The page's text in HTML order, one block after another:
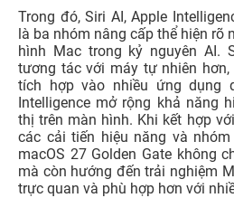
Trong đó, Siri AI, Apple
là ba nhóm nâng cấp thể hiện rõ
hình Mac trong kỷ nguyên AI.
tương tác với máy tự nhiên hơn,
tích hợp vào nhiều ứng dụng
Intelligence mở rộng khả năng
thị trên màn hình. Khi kết hợp
các cải tiến hiệu năng và
macOS 27 Golden Gate không
mà còn hướng đến trải nghiệm
trực quan và phù hợp hơn với